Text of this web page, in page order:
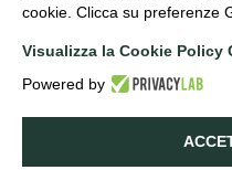
Partners
cookie. Clicca su preferenze
Visualizza la Cookie Policy
Powered by